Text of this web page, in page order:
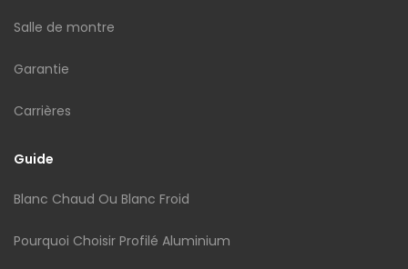
Salle de montre
Garantie
Carrières
Guide
Blanc Chaud Ou Blanc Froid
Pourquoi Choisir Profilé Aluminium